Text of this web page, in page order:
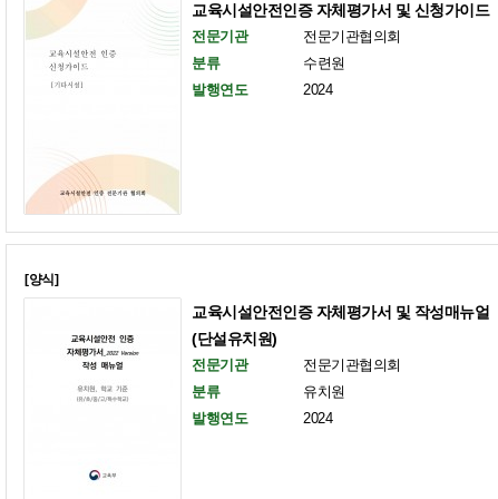
교육시설안전인증 자체평가서 및 신청가이드
전문기관
전문기관협의회
분류
수련원
발행연도
2024
[양식]
교육시설안전인증 자체평가서 및 작성매뉴얼
(단설유치원)
전문기관
전문기관협의회
분류
유치원
발행연도
2024